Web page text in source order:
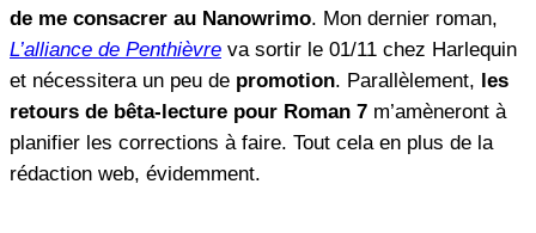
de me consacrer au Nanowrimo. Mon dernier roman,
L’alliance de Penthièvre va sortir le 01/11 chez Harlequin
et nécessitera un peu de promotion. Parallèlement, les
retours de bêta-lecture pour Roman 7 m’amèneront à
planifier les corrections à faire. Tout cela en plus de la
rédaction web, évidemment.